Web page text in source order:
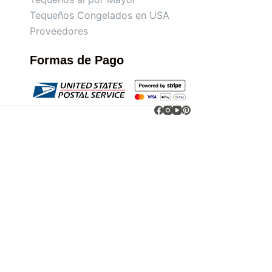
Tequeños Congelados en USA
Proveedores
Formas de Pago